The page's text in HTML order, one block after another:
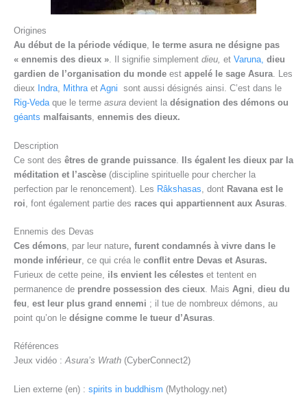
Origines
Au début de la période védique, le terme asura ne désigne pas
« ennemis des dieux ». Il signifie simplement dieu, et Varuna, dieu
gardien de l’organisation du monde est appelé le sage Asura. Les
dieux Indra, Mithraet Agni sont aussi désignés ainsi. C’est dans le
Rig-Vedaque le terme asura devient la désignation des démons ou
géants malfaisants, ennemis des dieux.
Description
Ce sont des êtres de grande puissance Ils égalent les dieux par la
méditation et l’ascèse (discipline spirituelle pour chercher la
perfection par le renoncement). Les Râkshasas , dont Ravana est le
roi , font également partie des races qui appartiennent aux Asuras
Ennemis des Devas
Ces démons , par leur nature, furent condamnés à vivre dans le
monde inférieur , ce qui créa le conflit entre Devas et Asuras.
Furieux de cette peine, ils envient les célestes et tentent en
permanence de prendre possession des cieux . Mais Agni dieu du
feu est leur plus grand ennemi ; il tue de nombreux démons, au
point qu’on le désigne comme le tueur d’Asuras
Références
Jeux vidéo :Asura’s Wrath (CyberConnect2)
Lien externe (en) : spirits in buddhism (Mythology.net)